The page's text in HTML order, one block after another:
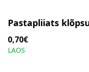
Pastapliiats
0,70€
LAOS